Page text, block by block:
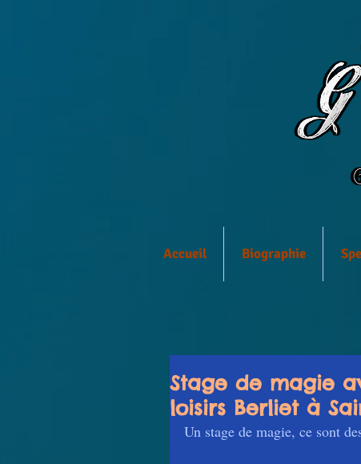
Accueil Biographie
Stage de magie
loisirs Berliet à
Un stage de magie, ce sont